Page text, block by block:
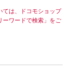
ては、ドコモショップ
ーワードで検索」をご